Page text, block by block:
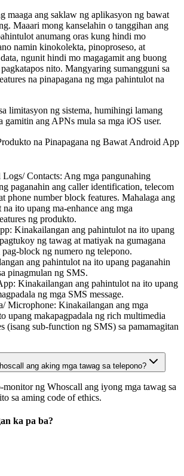
maaga ang saklaw ng aplikasyon ng bawat
Maaari mong kanselahin o tanggihan ang
anumang oras kung hindi mo
namin kinokolekta, pinoproseso, at
ngunit hindi mo magagamit ang buong
nito. Mangyaring sumangguni sa
na pinapagana ng mga pahintulot na
limitasyon ng sistema, humihingi lamang
gamitin ang APNs mula sa mga iOS user.
na Pinapagana ng Bawat Android App
Contacts: Ang mga pangunahing
paganahin ang caller identification, telecom
phone number block features. Mahalaga ang
ito upang ma-enhance ang mga
ng produkto.
Kinakailangan ang pahintulot na ito upang
ng tawag at matiyak na gumagana
pag-block ng numero ng telepono.
ang pahintulot na ito upang paganahin
pinagmulan ng SMS.
Kinakailangan ang pahintulot na ito upang
ng mga SMS message.
Microphone: Kinakailangan ang mga
upang makapagpadala ng rich multimedia
(isang sub-function ng SMS) sa pamamagitan
ang aking mga tawag sa telepono?
ng Whoscall ang iyong mga tawag sa
sa aming code of ethics.
ka pa ba?